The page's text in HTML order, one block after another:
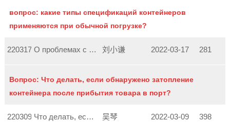
вопрос: какие типы спецификаций контейнеров
применяются при обычной погрузке?
220317142348665 О проблемах с протечкой контейнеров 刘小谦 2022-03-17 281
Вопрос: Что делать, если обнаружено затопление
контейнера после прибытия товара в порт?
220309145318223 Что делать, если контейнер не загружен на судно? 吴琴 2022-03-09 398